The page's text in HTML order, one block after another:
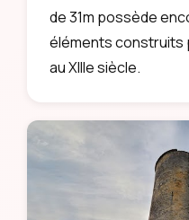
de 31m possède
éléments construits
au XIIIe siècle.